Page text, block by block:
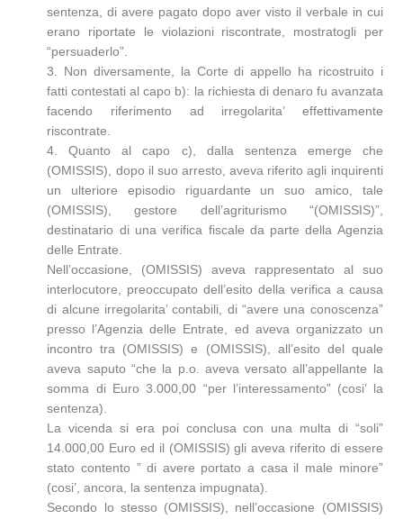
sentenza, di avere pagato dopo aver visto il verbale in cui
erano riportate le violazioni riscontrate, mostratogli per
“persuaderlo”.
3. Non diversamente, la Corte di appello ha ricostruito i
fatti contestati al capo b): la richiesta di denaro fu avanzata
facendo riferimento ad irregolarita’ effettivamente
riscontrate.
4. Quanto al capo c), dalla sentenza emerge che
(OMISSIS), dopo il suo arresto, aveva riferito agli inquirenti
un ulteriore episodio riguardante un suo amico, tale
(OMISSIS), gestore dell’agriturismo “(OMISSIS)”,
destinatario di una verifica fiscale da parte della Agenzia
delle Entrate.
Nell’occasione, (OMISSIS) aveva rappresentato al suo
interlocutore, preoccupato dell’esito della verifica a causa
di alcune irregolarita’ contabili, di “avere una conoscenza”
presso l’Agenzia delle Entrate, ed aveva organizzato un
incontro tra (OMISSIS) e (OMISSIS), all’esito del quale
aveva saputo “che la p.o. aveva versato all’appellante la
somma di Euro 3.000,00 “per l’interessamento” (cosi’ la
sentenza).
La vicenda si era poi conclusa con una multa di “soli”
14.000,00 Euro ed il (OMISSIS) gli aveva riferito di essere
stato contento ” di avere portato a casa il male minore”
(cosi’, ancora, la sentenza impugnata).
Secondo lo stesso (OMISSIS), nell’occasione (OMISSIS)